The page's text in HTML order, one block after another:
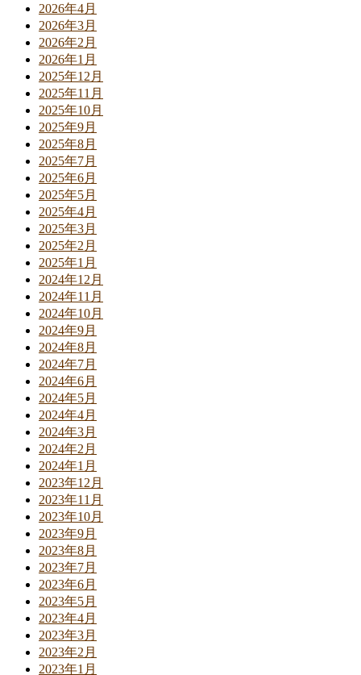
2026年4月
2026年3月
2026年2月
2026年1月
2025年12月
2025年11月
2025年10月
2025年9月
2025年8月
2025年7月
2025年6月
2025年5月
2025年4月
2025年3月
2025年2月
2025年1月
2024年12月
2024年11月
2024年10月
2024年9月
2024年8月
2024年7月
2024年6月
2024年5月
2024年4月
2024年3月
2024年2月
2024年1月
2023年12月
2023年11月
2023年10月
2023年9月
2023年8月
2023年7月
2023年6月
2023年5月
2023年4月
2023年3月
2023年2月
2023年1月